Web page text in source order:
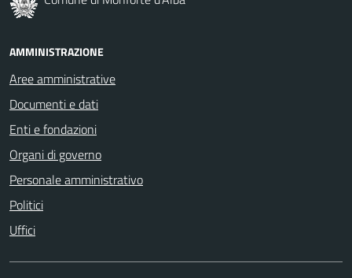
AMMINISTRAZIONE
Aree amministrative
Documenti e dati
Enti e fondazioni
Organi di governo
Personale amministrativo
Politici
Uffici